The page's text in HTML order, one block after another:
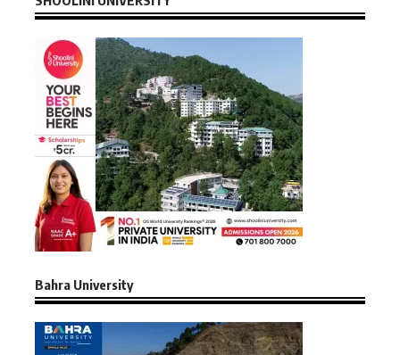
Bahra University